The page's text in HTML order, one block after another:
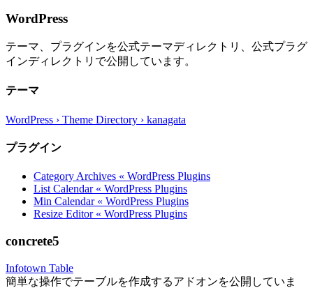
WordPress
テーマ、プラグインを公式テーマディレクトリ、公式プラグ
インディレクトリで公開しています。
テーマ
WordPress › Theme Directory › kanagata
プラグイン
Category Archives « WordPress Plugins
List Calendar « WordPress Plugins
Min Calendar « WordPress Plugins
Resize Editor « WordPress Plugins
concrete5
Infotown Table
簡単な操作でテーブルを作成するアドオンを公開していま